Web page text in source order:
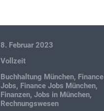
8. Februar 2023
Vollzeit
Buchhaltung München, Finance
Jobs, Finance Jobs München,
Finanzen,Jobs in München,
Rechnungswesen